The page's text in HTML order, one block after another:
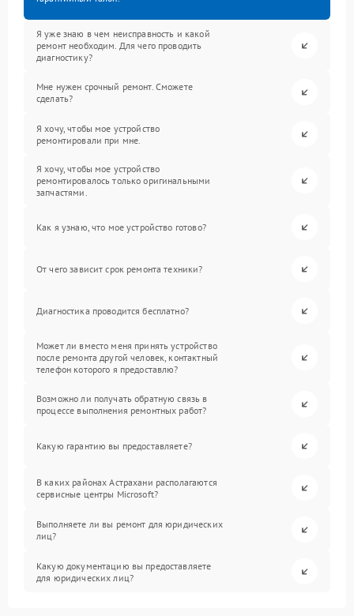
Я уже знаю в чем неисправность и какой
ремонт необходим. Для чего проводить
диагностику?
Мне нужен срочный ремонт. Сможете
сделать?
Я хочу, чтобы мое устройство
ремонтировали при мне.
Я хочу, чтобы мое устройство
ремонтировалось только оригинальными
запчастями.
Как я узнаю, что мое устройство готово?
От чего зависит срок ремонта техники?
Диагностика проводится бесплатно?
Может ли вместо меня принять устройство
после ремонта другой человек, контактный
телефон которого я предоставлю?
Возможно ли получать обратную связь в
процессе выполнения ремонтных работ?
Какую гарантию вы предоставляете?
В каких районах Астрахани располагаются
сервисные центры Microsoft?
Выполняете ли вы ремонт для юридических
лиц?
Какую документацию вы предоставляете
для юридических лиц?